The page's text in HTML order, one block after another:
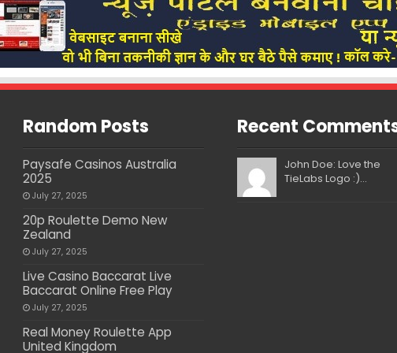
Random Posts
Paysafe Casinos Australia
2025
July 27, 2025
20p Roulette Demo New
Zealand
July 27, 2025
Live Casino Baccarat Live
Baccarat Online Free Play
July 27, 2025
Real Money Roulette App
United Kingdom
Recent
John Doe: Love the
TieLabs Logo :)...